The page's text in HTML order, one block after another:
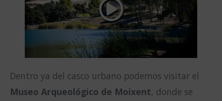
Dentro ya del casco urbano podemos visitar el
Museo Arqueológico de Moixent, donde se